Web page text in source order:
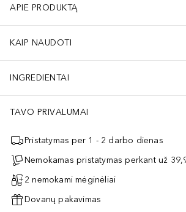
APIE PRODUKTĄ
KAIP NAUDOTI
INGREDIENTAI
TAVO PRIVALUMAI
Pristatymas per 1 - 2 darbo dienas
Nemokamas pristatymas perkant už
2 nemokami mėginėliai
Dovanų pakavimas